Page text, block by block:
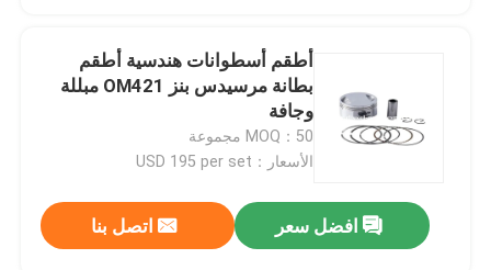
أشرطة فيديو
عرض الواقع الافتراضي
أطقم أسطوانات هندسية أطقم
بطانة مرسيدس بنز OM421 مبللة
وجافة
MOQ：50 مجموعة
الأسعار：USD 195 per set
افضل سعر اتصل بنا